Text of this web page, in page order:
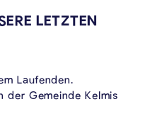
LETZTEN
Laufenden.
der Gemeinde Kelmis